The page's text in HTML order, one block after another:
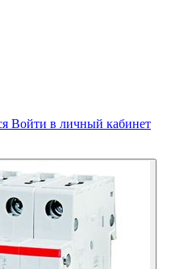
Войти в личный кабинет